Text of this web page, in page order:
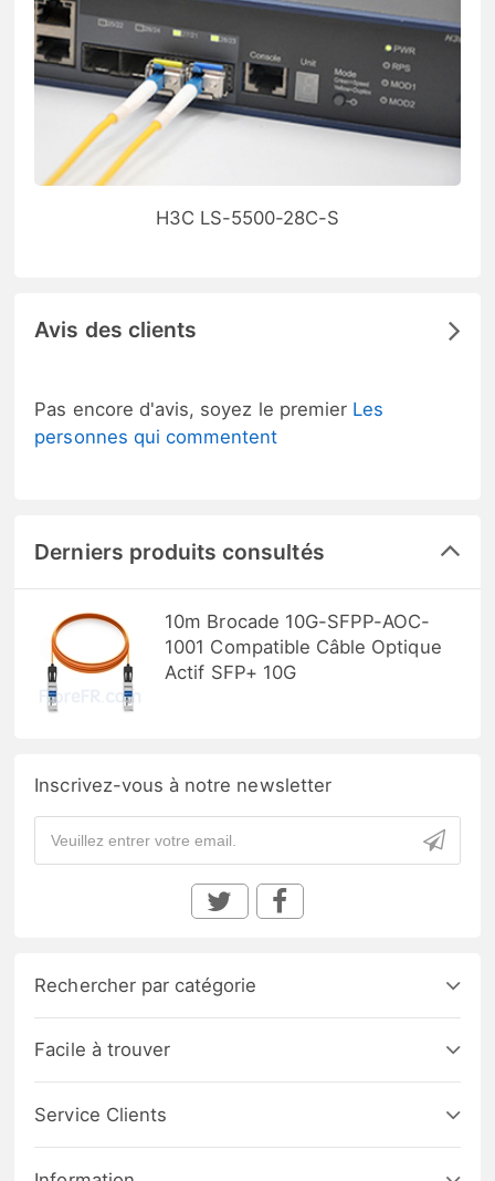
H3C LS-5500-28C-S
Avis des clients
Pas encore d'avis, soyez le premier Les
personnes qui commentent
Derniers produits consultés
10m Brocade 10G-SFPP-AOC-
1001 Compatible Câble Optique
Actif SFP+ 10G
Inscrivez-vous à notre newsletter
Rechercher par catégorie
Facile à trouver
Service Clients